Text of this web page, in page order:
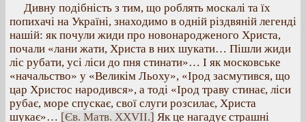
Дивну подібність з тим, що роблять москалі та їх
попихачі на Україні, знаходимо в одній різдвяній легенді
нашій: як почули жиди про новонародженого Христа,
почали «лани жати, Христа в них шукати… Пішли жиди
ліс рубати, усі ліси до пня стинати»… І як московське
«начальство» у «Великім Льоху», «Ірод засмутився, що
цар Христос народився», а тоді «Ірод траву стинає, ліси
рубає, море спускає, свої слуги розсилає, Христа
шукає»… [Єв. Матв. XXVII.] Як це нагадує страшні